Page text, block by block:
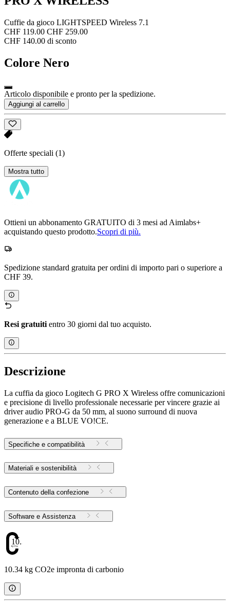
Cuffie da gioco LIGHTSPEED Wireless 7.1
CHF 119.00 CHF 259.00
CHF 140.00 di sconto
Colore Nero
Articolo disponibile e pronto per la spedizione.
Aggiungi al carrello
Offerte speciali (1)
Mostra tutto
Ottieni un abbonamento GRATUITO di 3 mesi ad Aimlabs+
acquistando questo prodotto.Scopri di più.
Spedizione standard gratuita per ordini di importo pari o superiore a
CHF 39.
Resi gratuitientro 30 giorni dal tuo acquisto.
Descrizione
La cuffia da gioco Logitech G PRO X Wireless offre comunicazioni
e precisione di livello professionale necessarie per vincere grazie ai
driver audio PRO-G da 50 mm, al suono surround di nuova
generazione e a BLUE VO!CE.
Specifiche e compatibilità
Materiali e sostenibilità
Contenuto della confezione
Software e Assistenza
10.34
10.34 kg CO2e impronta di carbonio